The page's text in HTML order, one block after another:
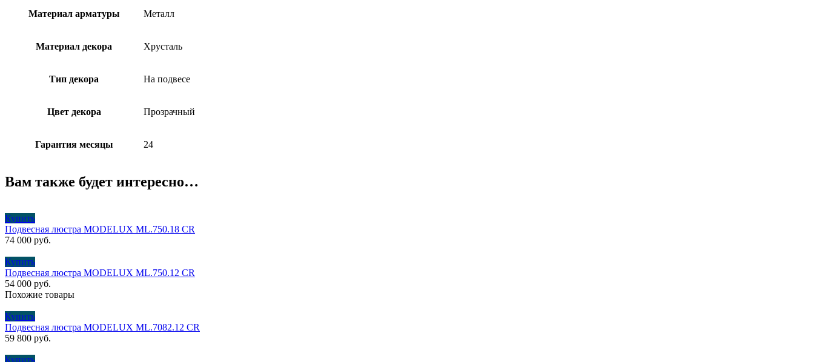
Материал арматуры Металл
Материал декора Хрусталь
Тип декора На подвесе
Цвет декора Прозрачный
Гарантия месяцы 24
Вам также будет интересно…
Купить
Подвесная люстра MODELUX ML.750.18 CR
74 000 руб.
Купить
Подвесная люстра MODELUX ML.750.12 CR
54 000 руб.
Похожие товары
Купить
Подвесная люстра MODELUX ML.7082.12 CR
59 800 руб.
Купить